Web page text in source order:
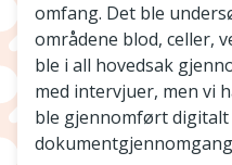
omfang. Det ble
områdene blod, celler,
ble i all hovedsak
med intervjuer, men vi
ble gjennomført digitalt